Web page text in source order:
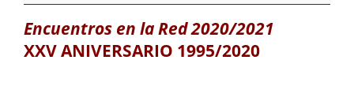
Encuentros en la Red 2020/2021
XXV ANIVERSARIO 1995/2020